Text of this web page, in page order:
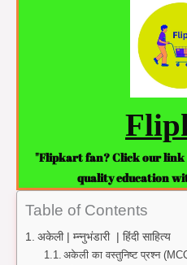
"Flipkart fan? Click our link
quality education
Table of Contents
अकेली | म्न्नुभंडारी | हिंदी साहित्य
अकेली का वस्तुनिष्ट प्रश्न